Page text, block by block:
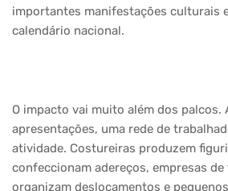
importantes manifestações culturais
calendário nacional.
O impacto vai muito além dos palcos.
apresentações, uma rede de
atividade. Costureiras produzem
confeccionam adereços, empresas
organizam deslocamentos e